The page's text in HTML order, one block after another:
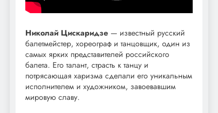
Николай Цискаридзе — известный русский
балетмейстер, хореограф и танцовщик, один из
самых ярких представителей российского
балета. Его талант, страсть к танцу и
потрясающая харизма сделали его уникальным
исполнителем и художником, завоевавшим
мировую славу.